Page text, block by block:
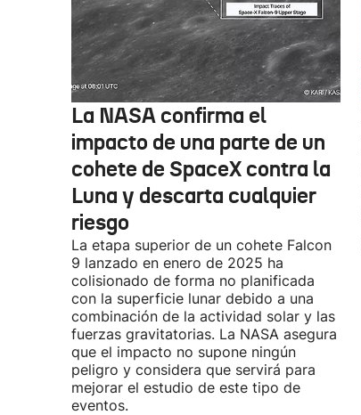
La NASA confirma el
impacto de una parte de un
cohete de SpaceX contra la
Luna y descarta cualquier
riesgo
La etapa superior de un cohete Falcon
9 lanzado en enero de 2025 ha
colisionado de forma no planificada
con la superficie lunar debido a una
combinación de la actividad solar y las
fuerzas gravitatorias. La NASA asegura
que el impacto no supone ningún
peligro y considera que servirá para
mejorar el estudio de este tipo de
eventos.